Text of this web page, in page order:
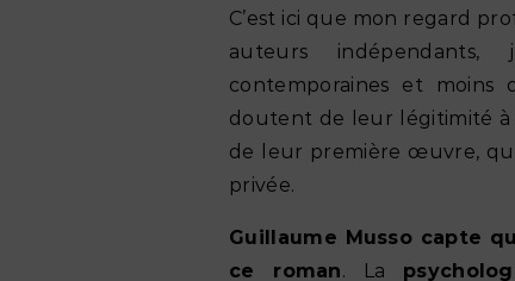
C’est ici que mon regard
auteurs
contemporaines et moins
doutent de leur légitimité
de leur première œuvre,
privée.
Guillaume Musso capte
ce roman. La